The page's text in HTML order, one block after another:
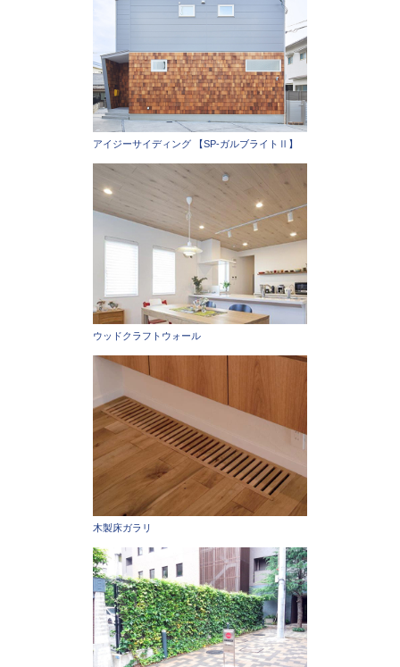
アイジーサイディング 【SP-ガルブライトⅡ】
ウッドクラフトウォール
木製床ガラリ